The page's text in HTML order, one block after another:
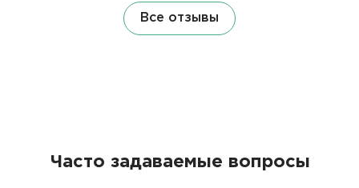
Все отзывы
Часто задаваемые вопросы